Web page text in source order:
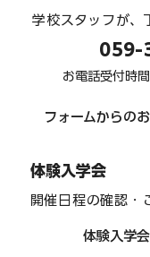
学校スタッフが、
フォームからの
059-
お電話受付時
体験入学会
開催日程の確認・
体験入学会